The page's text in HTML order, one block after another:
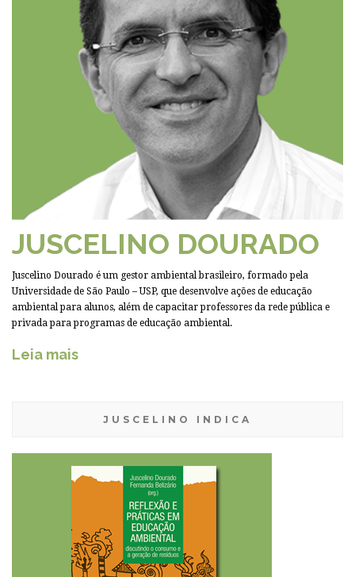
JUSCELINO DOURADO
Juscelino Dourado é um gestor ambiental brasileiro, formado pela
Universidade de São Paulo – USP, que desenvolve ações de educação
ambiental para alunos, além de capacitar professores da rede pública e
privada para programas de educação ambiental.
Leia mais
JUSCELINO INDICA